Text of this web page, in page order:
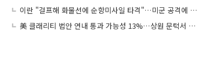
이란 "걸프해 화물선에 순항미사일 타격"…미군 공격에 보복
美 클래리티 법안 연내 통과 가능성 13%…상원 문턱서 제동